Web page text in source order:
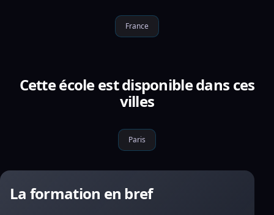
France
Cette école est disponible dans ces
villes
Paris
La formation en bref